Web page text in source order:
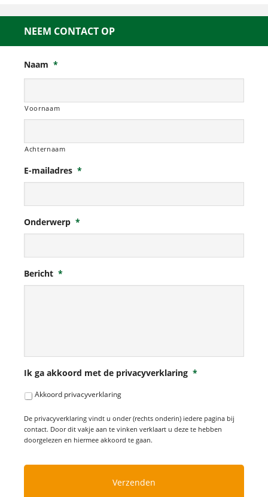
NEEM CONTACT OP
Naam *
Voornaam
Achternaam
E-mailadres *
Onderwerp *
Bericht *
Ik ga akkoord met de privacyverklaring *
Akkoord privacyverklaring
De privacyverklaring vindt u onder (rechts onderin) iedere pagina bij
contact. Door dit vakje aan te vinken verklaart u deze te hebben
doorgelezen en hiermee akkoord te gaan.